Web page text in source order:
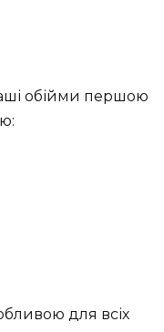
обійми першою
для всіх